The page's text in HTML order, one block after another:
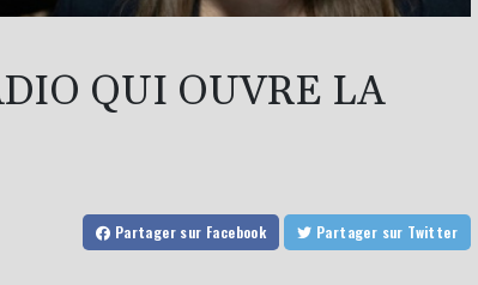
QUI OUVRE LA
Partager sur Facebook Partager sur Twitter